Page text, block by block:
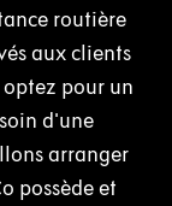
routière
aux clients
pour un
d'une
arranger
possède et